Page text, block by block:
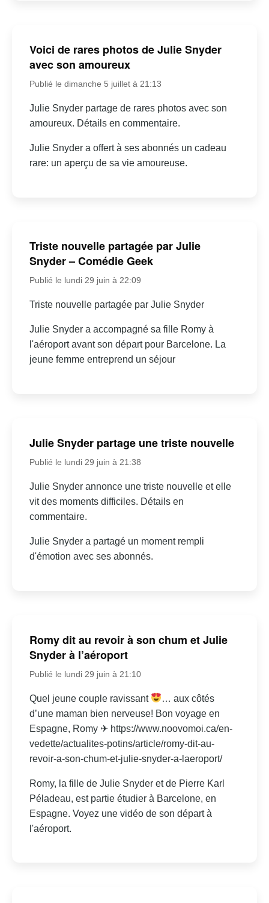
Voici de rares photos de Julie Snyder
avec son amoureux
Publié le dimanche 5 juillet à 21:13
Julie Snyder partage de rares photos avec son
amoureux. Détails en commentaire.
Julie Snyder a offert à ses abonnés un cadeau
rare: un aperçu de sa vie amoureuse.
Triste nouvelle partagée par Julie
Snyder – Comédie Geek
Publié le lundi 29 juin à 22:09
Triste nouvelle partagée par Julie Snyder
Julie Snyder a accompagné sa fille Romy à
l'aéroport avant son départ pour Barcelone. La
jeune femme entreprend un séjour
Julie Snyder partage une triste nouvelle
Publié le lundi 29 juin à 21:38
Julie Snyder annonce une triste nouvelle et elle
vit des moments difficiles. Détails en
commentaire.
Julie Snyder a partagé un moment rempli
d'émotion avec ses abonnés.
Romy dit au revoir à son chum et Julie
Snyder à l’aéroport
Publié le lundi 29 juin à 21:10
Quel jeune couple ravissant
… aux côtés
d’une maman bien nerveuse! Bon voyage en
Espagne, Romy ✈ https://www.noovomoi.ca/en-
vedette/actualites-potins/article/romy-dit-au-
revoir-a-son-chum-et-julie-snyder-a-laeroport/
Romy, la fille de Julie Snyder et de Pierre Karl
Péladeau, est partie étudier à Barcelone, en
Espagne. Voyez une vidéo de son départ à
l'aéroport.